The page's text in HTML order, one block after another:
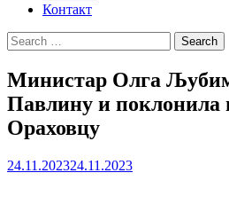
Контакт
Search
for:
Министар Олга
Павлину и поклонила
Ораховцу
24.11.202324.11.2023